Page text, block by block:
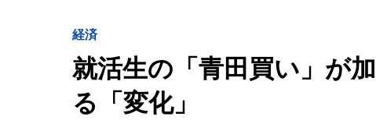
経済
就活生の「青田買い」が
る「変化」